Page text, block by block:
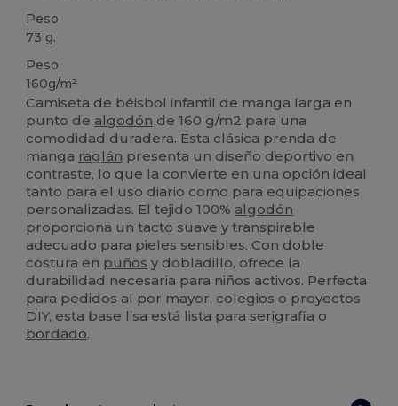
Peso
73 g.
Peso
160g/m²
Camiseta de béisbol infantil de manga larga en
punto de algodón de 160 g/m2 para una
comodidad duradera. Esta clásica prenda de
manga raglán presenta un diseño deportivo en
contraste, lo que la convierte en una opción ideal
tanto para el uso diario como para equipaciones
personalizadas. El tejido 100% algodón
proporciona un tacto suave y transpirable
adecuado para pieles sensibles. Con doble
costura en puños y dobladillo, ofrece la
durabilidad necesaria para niños activos. Perfecta
para pedidos al por mayor, colegios o proyectos
DIY, esta base lisa está lista para serigrafía o
bordado.